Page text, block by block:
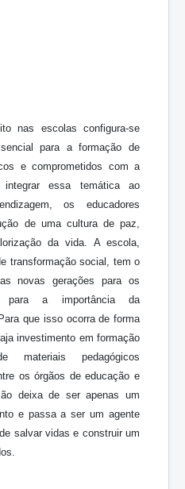
nas escolas configura-se
para a formação de
e comprometidos com a
essa temática ao
os educadores
de uma cultura de paz,
da vida. A escola,
transformação social, tem o
novas gerações para os
a importância da
que isso ocorra de forma
investimento em formação
materiais pedagógicos
os órgãos de educação e
deixa de ser apenas um
e passa a ser um agente
salvar vidas e construir um